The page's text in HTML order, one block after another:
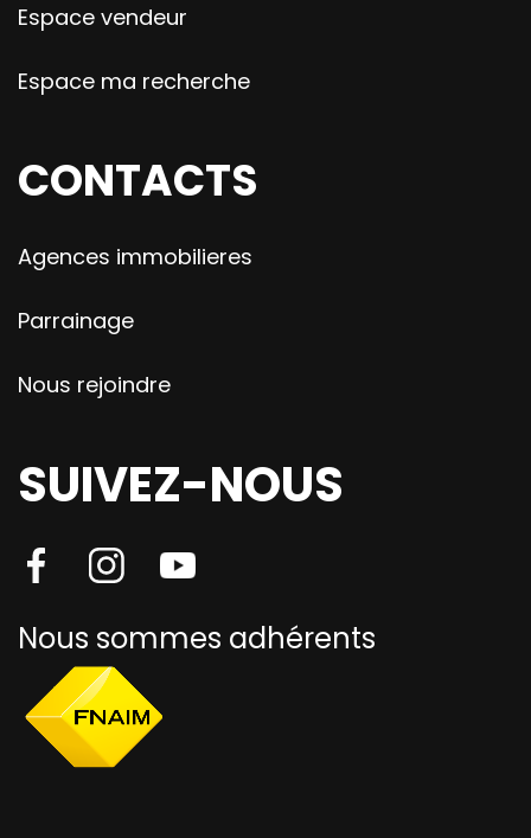
Espace vendeur
Espace ma recherche
CONTACTS
Agences immobilieres
Parrainage
Nous rejoindre
SUIVEZ-NOUS
Nous sommes adhérents